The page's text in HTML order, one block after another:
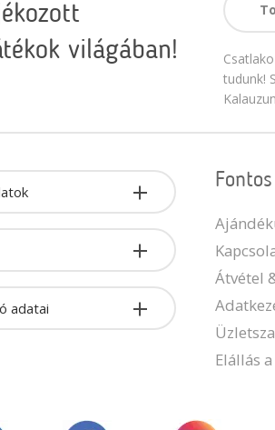
világában!
tudunk!
adatai
Átvétel
Elállás